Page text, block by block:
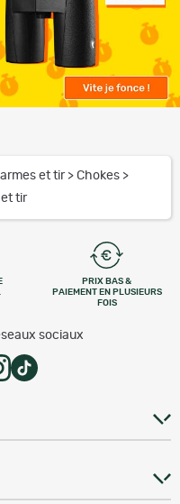
et tir > Chokes >
tir
PRIX BAS &
PAIEMENT EN PLUSIEURS
FOIS
sociaux